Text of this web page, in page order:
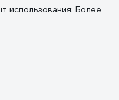
использования: Более